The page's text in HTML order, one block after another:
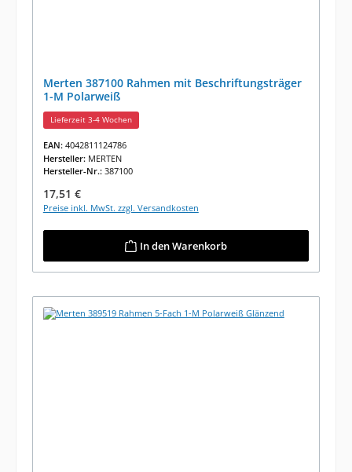
Merten 387100 Rahmen mit Beschriftungsträger
1-M Polarweiß
Lieferzeit 3-4 Wochen
EAN: 4042811124786
Hersteller: MERTEN
Hersteller-Nr.: 387100
Regulärer Preis:
17,51 €
Preise inkl. MwSt. zzgl. Versandkosten
In den Warenkorb